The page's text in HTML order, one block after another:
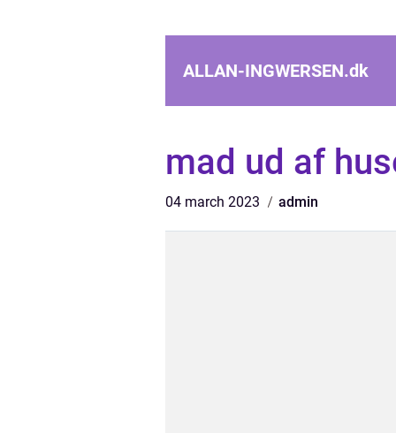
ALLAN-INGWERSEN.dk
mad ud af
04 march 2023 admin